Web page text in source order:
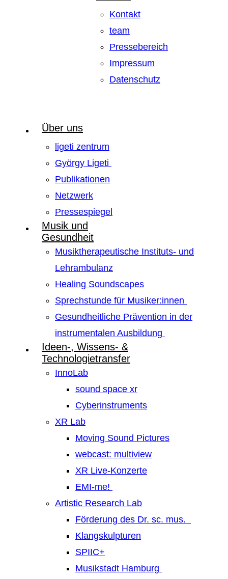
Kontakt
team
Pressebereich
Impressum
Datenschutz
Über uns
ligeti zentrum
György Ligeti
Publikationen
Netzwerk
Pressespiegel
Musik und
Gesundheit
Musiktherapeutische Instituts- und
Lehrambulanz
Healing Soundscapes
Sprechstunde für Musiker:innen
Gesundheitliche Prävention in der
instrumentalen Ausbildung
Ideen-, Wissens- &
Technologietransfer
InnoLab
sound space xr
Cyberinstruments
XR Lab
Moving Sound Pictures
webcast: multiview
XR Live-Konzerte
EMI-me!
Artistic Research Lab
Förderung des Dr. sc. mus.
Klangskulpturen
SPIIC+
Musikstadt Hamburg